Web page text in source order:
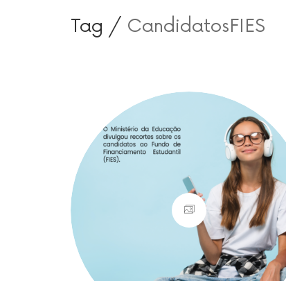
Tag / CandidatosFIES